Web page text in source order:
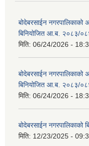
बोदेबरसाईन
बिनियोजित आ.ब. २०८३/
मिति: 06/24/2026 -
बोदेबरसाईन
बिनियोजित आ.ब. २०८३/
मिति: 06/24/2026 -
बोदेबरसाईन नगरपालिकाको
मिति: 12/23/2025 -